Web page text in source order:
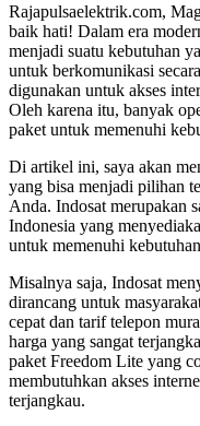
Rajapulsaelektrik.com,
baik hati! Dalam era
menjadi suatu kebutuhan
untuk berkomunikasi
digunakan untuk akses
Oleh karena itu, banyak
paket untuk memenuhi
Di artikel ini, saya akan
yang bisa menjadi pilihan
Anda. Indosat merupakan
Indonesia yang
untuk memenuhi
Misalnya saja, Indosat
dirancang untuk
cepat dan tarif telepon
harga yang sangat
paket Freedom Lite yang
membutuhkan akses
terjangkau.